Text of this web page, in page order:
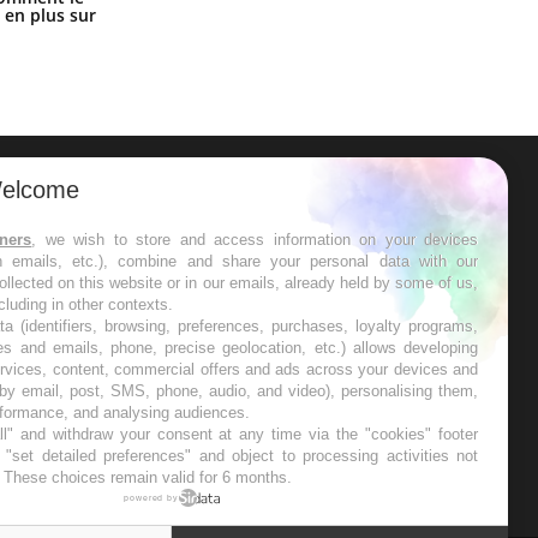
plus sur
les semaines les meilleures
, we wish to store and access information on your devices
emails, etc.), combine and share your personal data with our
on this website or in our emails, already held by some of us,
in other contexts.
(identifiers, browsing, preferences, purchases, loyalty programs,
and emails, phone, precise geolocation, etc.) allows developing
content, commercial offers and ads across your devices and
email, post, SMS, phone, audio, and video), personalising them,
and analysing audiences.
and withdraw your consent at any time via the "cookies" footer
detailed preferences" and object to processing activities not
choices remain valid for 6 months.
powered by